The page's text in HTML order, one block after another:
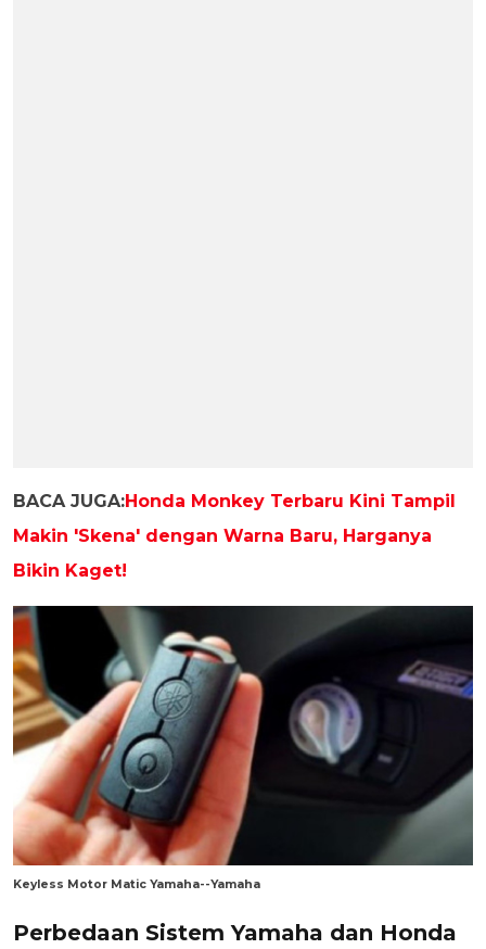
BACA JUGA:Honda Monkey Terbaru Kini Tampil
Makin 'Skena' dengan Warna Baru, Harganya
Bikin Kaget!
Keyless Motor Matic Yamaha--Yamaha
Perbedaan Sistem Yamaha dan Honda